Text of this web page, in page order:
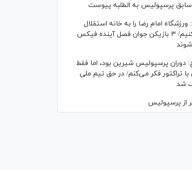
پرسپولیس به الطلبه پیوست
ورزشگاه امام رضا را به خانه استقلال
تبدیل می‌کنیم/ ۳ بازیکن جوان فصل آینده فیکس
دوران پرسپولیس شیرین بود، اما فقط
با تراکتور فکر می‌کنم/ در حق تیم ملی
شد
از پرسپولیس